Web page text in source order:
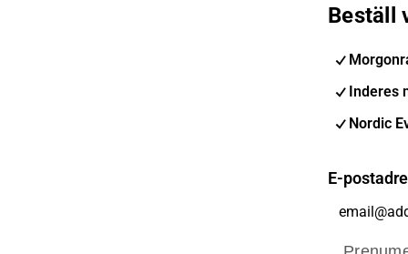
Beställ
Inderes
Nordic
E-